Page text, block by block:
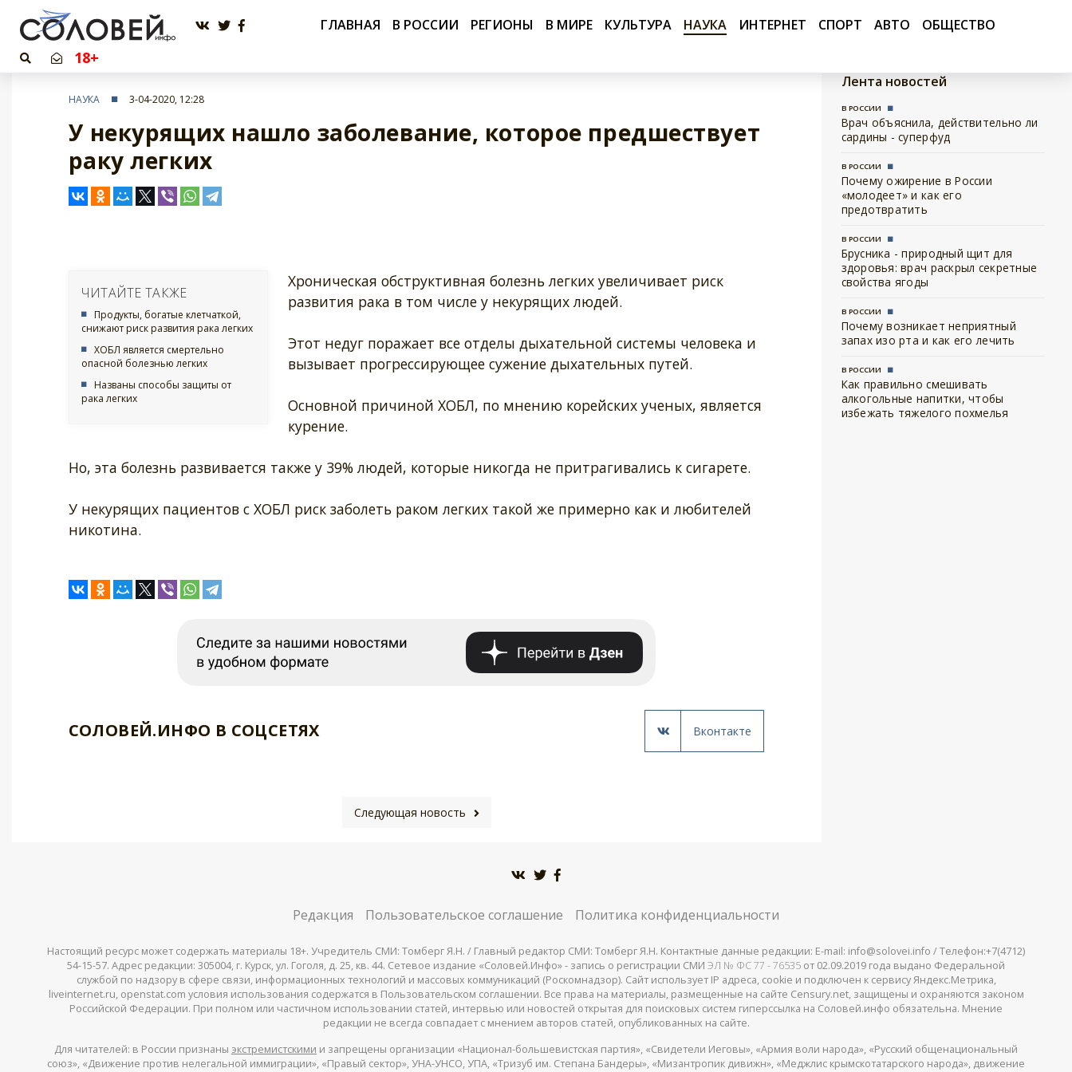
ГЛАВНАЯ В РОССИИ РЕГИОНЫ В МИРЕ КУЛЬТУРА НАУКА ИНТЕРНЕТ СПОРТ АВТО ОБЩЕСТВО
18+
НАУКА 3-04-2020, 12:28
У некурящих нашло заболевание, которое предшествует
раку легких
ЧИТАЙТЕ ТАКЖЕ
Продукты, богатые клетчаткой,
снижают риск развития рака легких
ХОБЛ является смертельно
опасной болезнью легких
Названы способы защиты от
рака легких
Хроническая обструктивная болезнь легких увеличивает риск
развития рака в том числе у некурящих людей.
Этот недуг поражает все отделы дыхательной системы человека и
вызывает прогрессирующее сужение дыхательных путей.
Основной причиной ХОБЛ, по мнению корейских ученых, является
курение.
Но, эта болезнь развивается также у 39% людей, которые никогда не притрагивались к сигарете.
У некурящих пациентов с ХОБЛ риск заболеть раком легких такой же примерно как и любителей
никотина.
СОЛОВЕЙ.ИНФО В СОЦСЕТЯХ Вконтакте
Следующая новость
Лента новостей
В РОССИИ
Врач объяснила, действительно ли
сардины - суперфуд
В РОССИИ
Почему ожирение в России
«молодеет» и как его
предотвратить
В РОССИИ
Брусника - природный щит для
здоровья: врач раскрыл секретные
свойства ягоды
В РОССИИ
Почему возникает неприятный
запах изо рта и как его лечить
В РОССИИ
Как правильно смешивать
алкогольные напитки, чтобы
избежать тяжелого похмелья
Редакция Пользовательское соглашение Политика конфиденциальности
Настоящий ресурс может содержать материалы 18+. Учредитель СМИ: Томберг Я.Н. / Главный редактор СМИ: Томберг Я.Н. Контактные данные редакции: E-mail: info@solovei.info / Телефон:+7(4712)
54-15-57. Адрес редакции: 305004, г. Курск, ул. Гоголя, д. 25, кв. 44. Сетевое издание «Соловей.Инфо» - запись о регистрации СМИ ЭЛ № ФС 77 - 76535 от 02.09.2019 года выдано Федеральной
службой по надзору в сфере связи, информационных технологий и массовых коммуникаций (Роскомнадзор). Сайт использует IP адреса, cookie и подключен к сервису Яндекс.Метрика,
liveinternet.ru, openstat.com условия использования содержатся в Пользовательском соглашении. Все права на материалы, размещенные на сайте Censury.net, защищены и охраняются законом
Российской Федерации. При полном или частичном использовании статей, интервью или новостей открытая для поисковых систем гиперссылка на Соловей.инфо обязательна. Мнение
редакции не всегда совпадает с мнением авторов статей, опубликованных на сайте.
Для читателей: в России признаны экстремистскими и запрещены организации «Национал-большевистская партия», «Свидетели Иеговы», «Армия воли народа», «Русский общенациональный
союз», «Движение против нелегальной иммиграции», «Правый сектор», УНА-УНСО, УПА, «Тризуб им. Степана Бандеры», «Мизантропик дивижн», «Меджлис крымскотатарского народа», движение